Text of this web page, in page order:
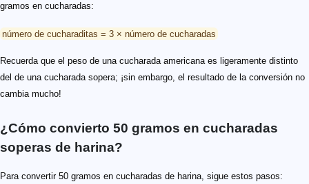
gramos en cucharadas:
número de cucharaditas = 3 × número de cucharadas
Recuerda que el peso de una cucharada americana es ligeramente distinto
del de una cucharada sopera; ¡sin embargo, el resultado de la conversión no
cambia mucho!
¿Cómo convierto 50 gramos en cucharadas
soperas de harina?
Para convertir 50 gramos en cucharadas de harina, sigue estos pasos: